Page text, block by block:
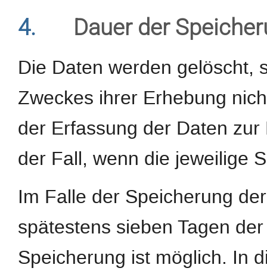
4. Dauer der
Die Daten werden gelöscht,
Zweckes ihrer Erhebung
der Erfassung der Daten
der Fall, wenn die jeweilige
Im Falle der Speicherung
spätestens sieben Tagen
Speicherung ist möglich. In